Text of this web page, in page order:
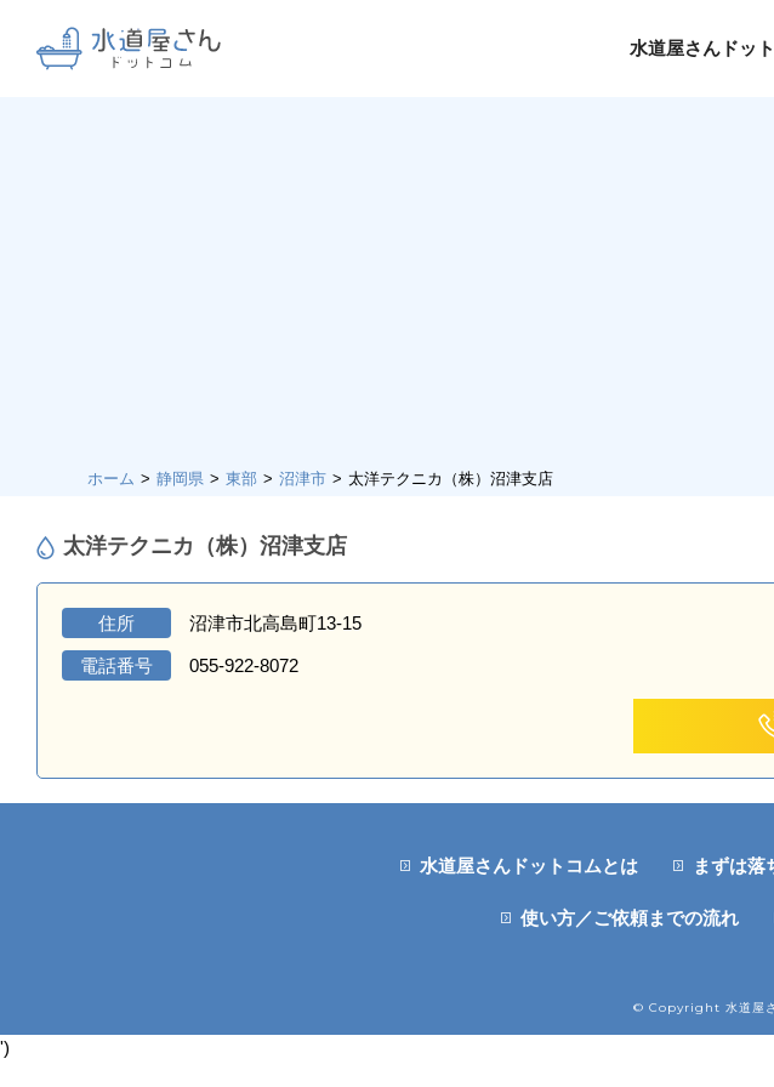
水道屋さんドッ
ホーム 静岡県 東部 沼津市 太洋テクニカ（株）沼津支店
太洋テクニカ（株）沼津支店
住所 沼津市北高島町13-15
電話番号 055-922-8072
水道屋さんドットコムとは まずは落
使い方／ご依頼までの流れ
© Copyright 水道屋
')